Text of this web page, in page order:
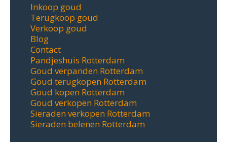
Inkoop goud
Terugkoop goud
Verkoop goud
Blog
Contact
Pandjeshuis Rotterdam
Goud verpanden Rotterdam
Goud terugkopen Rotterdam
Goud kopen Rotterdam
Goud verkopen Rotterdam
Sieraden verkopen Rotterdam
Sieraden belenen Rotterdam